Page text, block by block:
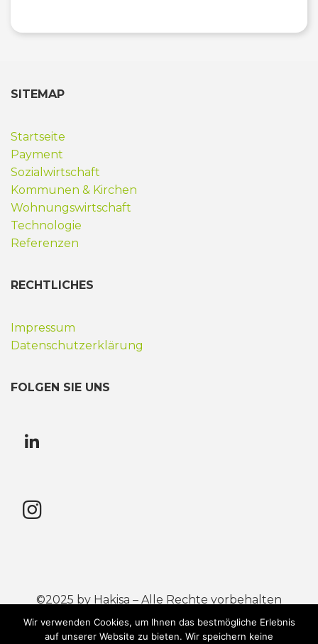
SITEMAP
Startseite
Payment
Sozialwirtschaft
Kommunen & Kirchen
Wohnungswirtschaft
Technologie
Referenzen
RECHTLICHES
Impressum
Datenschutzerklärung
FOLGEN SIE UNS
©2025 by Hakisa – Alle Rechte vorbehalten
Mastercard® ist eine eingetragene Handelsmarke
Wir verwenden Cookies, um Ihnen das bestmögliche Erlebnis
auf unserer Website zu bieten. Wir speichern keine